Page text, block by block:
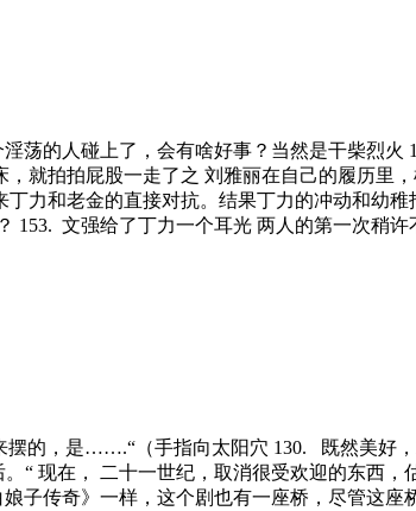
荡的人碰上了，会有啥好事？当然是干柴烈火
就拍拍屁股一走了之 刘雅丽在自己的履历里
力和老金的直接对抗。结果丁力的冲动和幼稚
文强给了丁力一个耳光 两人的第一次稍许
摆的，是…….“（手指向太阳穴 130. 既然美好
“ 现在， 二十一世纪，取消很受欢迎的东西，
子传奇》一样，这个剧也有一座桥，尽管这座